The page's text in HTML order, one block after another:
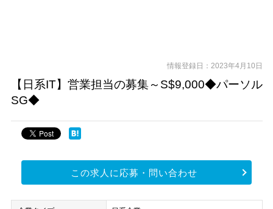
情報登録日：2023年4月10日
【日系IT】営業担当の募集～S$9,000◆パーソル
SG◆
この求人に応募・問い合わせ